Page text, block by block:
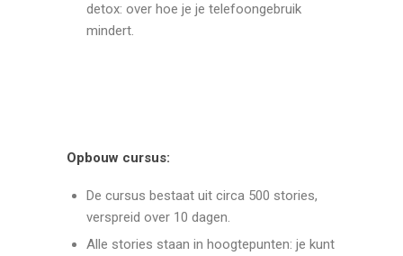
detox: over hoe je je telefoongebruik
mindert.
Opbouw cursus:
De cursus bestaat uit circa 500 stories,
verspreid over 10 dagen.
Alle stories staan in hoogtepunten: je kunt